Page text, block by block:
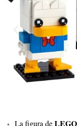
La figura de